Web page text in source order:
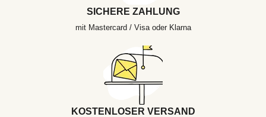
SICHERE ZAHLUNG
mit Mastercard / Visa oder Klarna
KOSTENLOSER VERSAND